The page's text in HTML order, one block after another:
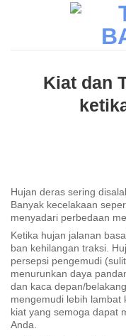
Kiat dan
Hujan deras sering
Banyak kecelakaan
menyadari perbedaan
Ketika hujan jalanan
ban kehilangan traksi.
persepsi pengemudi
menurunkan daya
dan kaca depan/
mengemudi lebih lambat
kiat yang semoga dapat
Anda.